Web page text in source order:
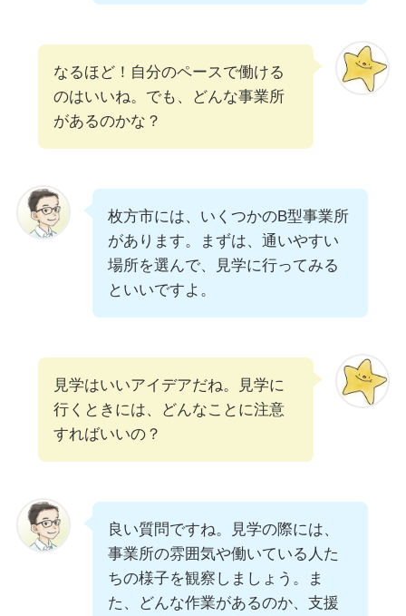
なるほど！自分のペースで働ける
のはいいね。でも、どんな事業所
があるのかな？
枚方市には、いくつかのB型事業所
があります。まずは、通いやすい
場所を選んで、見学に行ってみる
といいですよ。
見学はいいアイデアだね。見学に
行くときには、どんなことに注意
すればいいの？
良い質問ですね。見学の際には、
事業所の雰囲気や働いている人た
ちの様子を観察しましょう。ま
た、どんな作業があるのか、支援